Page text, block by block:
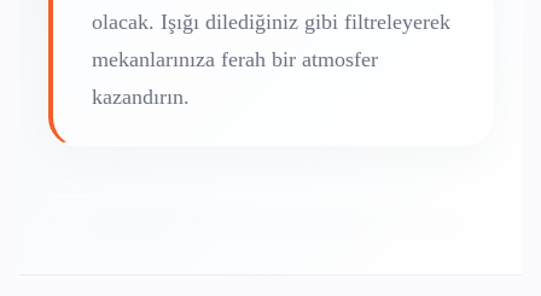
olacak. Işığı dilediğiniz gibi filtreleyerek
mekanlarınıza ferah bir atmosfer
kazandırın.